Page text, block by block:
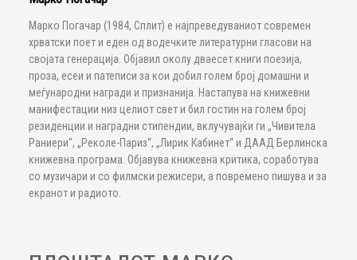
Марко Погачар (1984, Сплит) е најпреведуваниот современ
хрватски поет и еден од водечките литературни гласови на
својата генерација. Објавил околу дваесет книги поезија,
проза, есеи и патеписи за кои добил голем број домашни и
меѓународни награди и признанија. Настапува на книжевни
манифестации низ целиот свет и бил гостин на голем број
резиденции и наградни стипендии, вклучувајќи ги „Чивитела
Раниери“, „Реколе-Париз“, „Лирик Кабинет“ и ДААД Берлинска
книжевна програма. Објавува книжевна критика, соработува
со музичари и со филмски режисери, а повремено пишува и за
екранот и радиото.